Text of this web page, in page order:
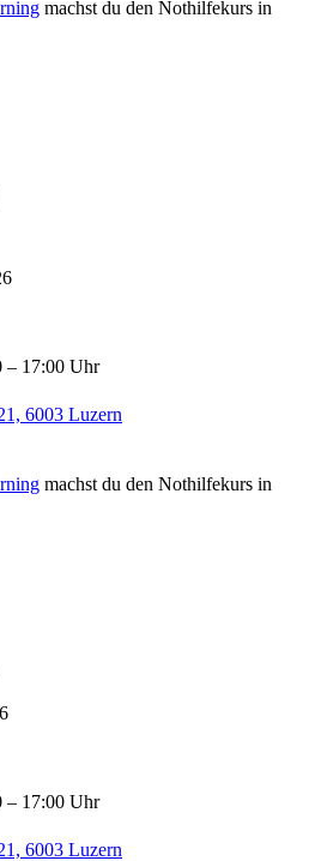
machst du den Nothilfekurs in
– 17:00 Uhr
6003 Luzern
machst du den Nothilfekurs in
– 17:00 Uhr
6003 Luzern